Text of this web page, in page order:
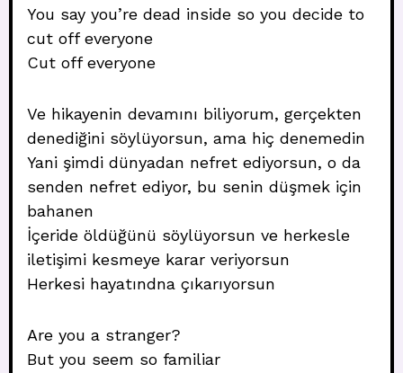
You say you’re dead inside so you decide to
cut off everyone
Cut off everyone
Ve hikayenin devamını biliyorum, gerçekten
denediğini söylüyorsun, ama hiç denemedin
Yani şimdi dünyadan nefret ediyorsun, o da
senden nefret ediyor, bu senin düşmek için
bahanen
İçeride öldüğünü söylüyorsun ve herkesle
iletişimi kesmeye karar veriyorsun
Herkesi hayatındna çıkarıyorsun
Are you a stranger?
But you seem so familiar